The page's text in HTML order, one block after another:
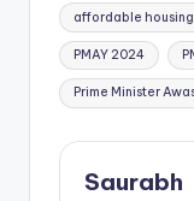
Tags:
affordable housing
PMAY 2024
Prime Minister
Saurabh